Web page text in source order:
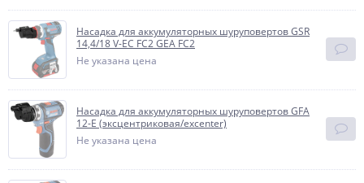
Насадка для аккумуляторных шуруповертов GSR
14,4/18 V-EC FC2 GEA FC2
Не указана цена
Насадка для аккумуляторных шуруповертов GFA
12-E (эксцентриковая/excenter)
Не указана цена